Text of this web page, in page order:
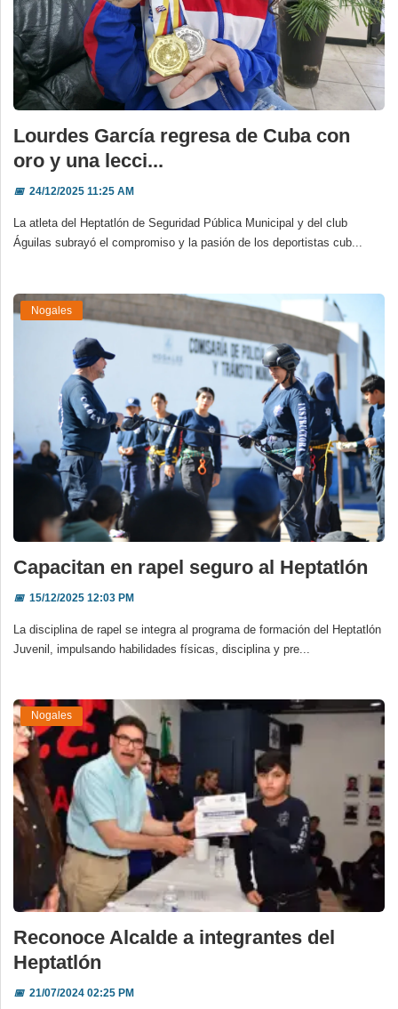
Lourdes García regresa de Cuba con
oro y una lecci...
📅24/12/2025 11:25 AM
La atleta del Heptatlón de Seguridad Pública Municipal y del club
Águilas subrayó el compromiso y la pasión de los deportistas cub...
Nogales
Capacitan en rapel seguro al Heptatlón
📅15/12/2025 12:03 PM
La disciplina de rapel se integra al programa de formación del Heptatlón
Juvenil, impulsando habilidades físicas, disciplina y pre...
Nogales
Reconoce Alcalde a integrantes del
Heptatlón
📅21/07/2024 02:25 PM